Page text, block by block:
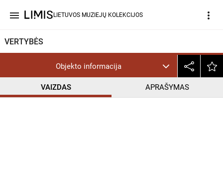
menu LIETUVOS MUZIEJŲ KOLEKCIJOS more_vert
VERTYBĖS
Objekto informacija
VAIZDAS APRAŠYMAS